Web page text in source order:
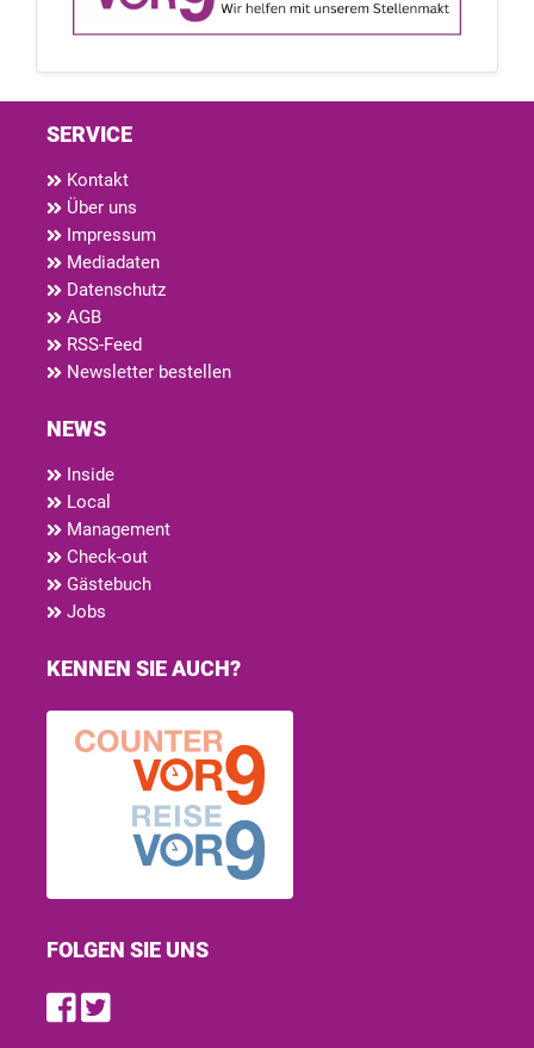
SERVICE
Kontakt
Über uns
Impressum
Mediadaten
Datenschutz
AGB
RSS-Feed
Newsletter bestellen
NEWS
Inside
Local
Management
Check-out
Gästebuch
Jobs
KENNEN SIE AUCH?
FOLGEN SIE UNS
Find us on Facebook
Follow us on Twitter